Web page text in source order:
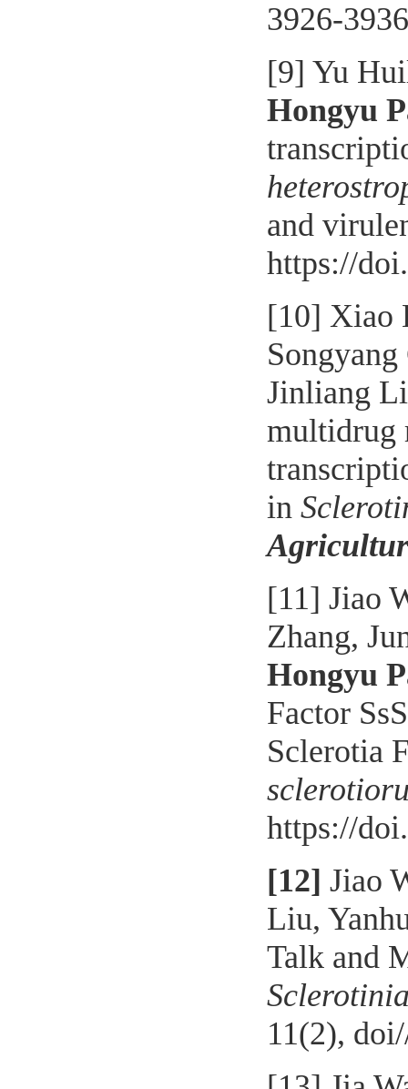
3926-3936
[9] Yu
Hongyu
and
https://
[10] Xiao
Jinliang
multidrug
in
[11] Jiao
Zhang,
Hongyu
Factor
Sclerotia
https://
[12] Jiao
Liu,
Talk and
11(2),